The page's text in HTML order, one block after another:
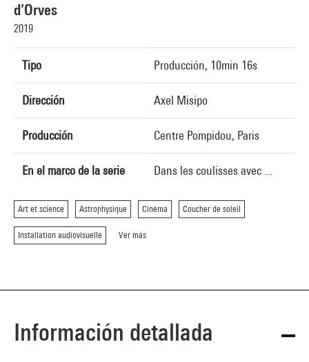
d’Orves
2019
Tipo Producción, 10min 16s
Dirección Axel Misipo
Producción Centre Pompidou, Paris
En el marco de la serie Dans les coulisses avec ...
Art et science Astrophysique Cinéma Coucher de soleil
Installation audiovisuelle Ver más
Información detallada